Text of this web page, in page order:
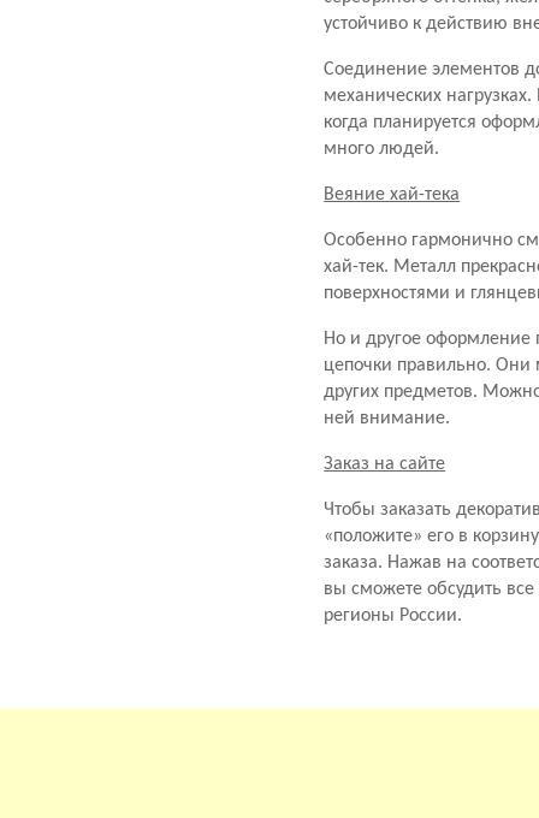
устойчиво к действию
Соединение элементов
механических
когда планируется
много людей.
Веяние хай-тека
Особенно гармонично
хай-тек. Металл
поверхностями и
Но и другое оформление
цепочки правильно. Они
других предметов.
ней внимание.
Заказ на сайте
Чтобы заказать
«положите» его в
заказа. Нажав на
вы сможете обсудить
регионы России.